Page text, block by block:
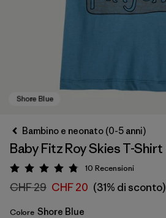
Bambino e neonato (0-5 anni)
Baby Fitz Roy Skies T-Shirt
Valutazione: 4.8 / 5
10 Recensioni
CHF 29 CHF 20 (31% di sconto)
Colore Shore Blue